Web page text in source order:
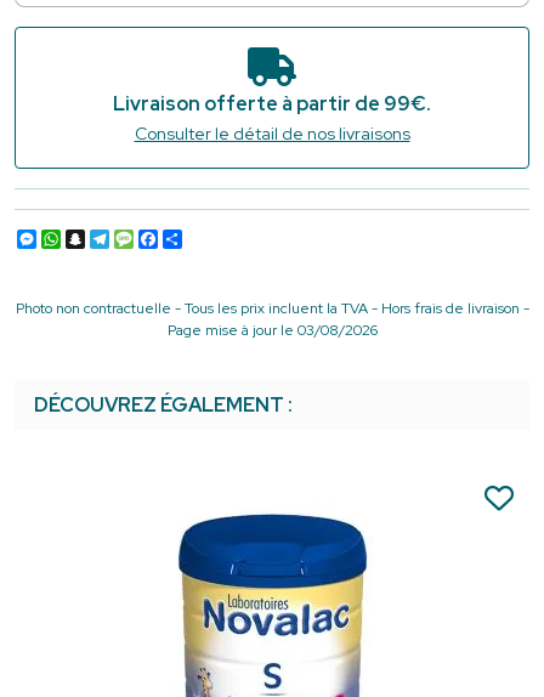
Livraison offerte à partir de 99€.
Consulter le détail de nos livraisons
Messenger
WhatsApp
Snapchat
Telegram
Message
Facebook
Photo non contractuelle - Tous les prix incluent la TVA - Hors frais de livraison -
Page mise à jour le 03/08/2026
DÉCOUVREZ ÉGALEMENT :